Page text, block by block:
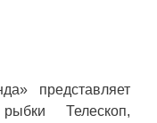
представляет
Телескоп,